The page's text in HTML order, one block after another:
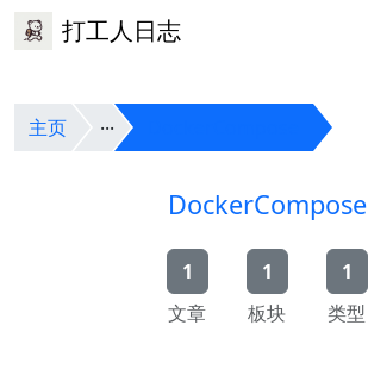
打工人日志
主页
DockerCompose
1
文章
1
板块
1
类型